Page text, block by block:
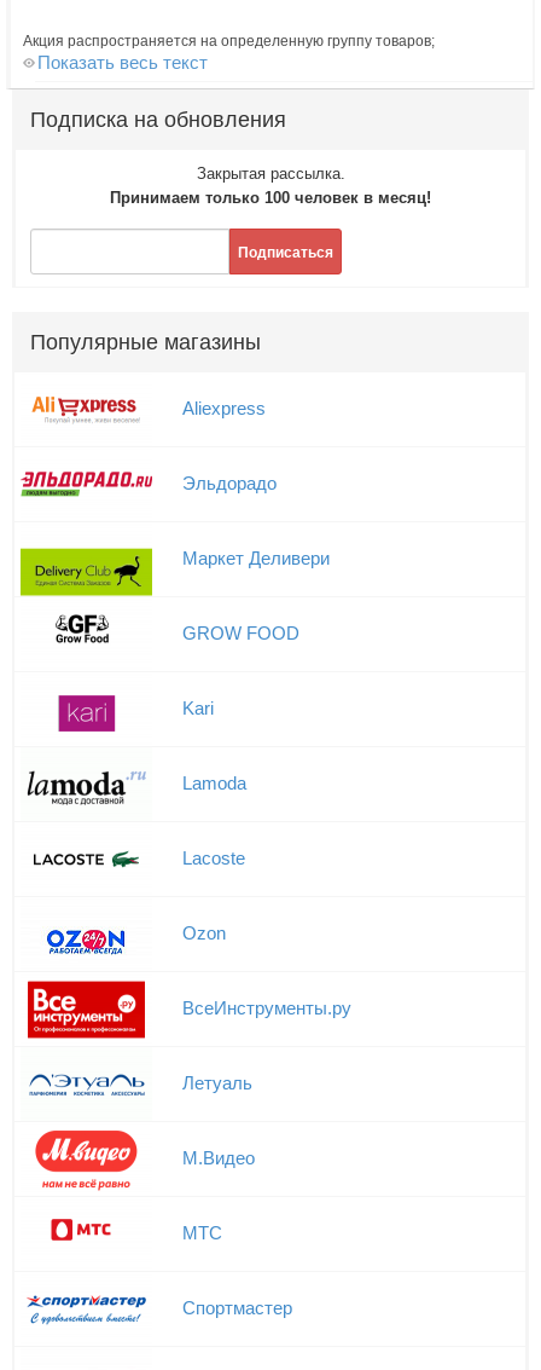
Акция распространяется на определенную группу товаров;
Показать весь текст
Подписка на обновления
Закрытая рассылка.
Принимаем только 100 человек в месяц!
Подписаться
Популярные магазины
Aliexpress
Эльдорадо
Маркет Деливери
GROW FOOD
Kari
Lamoda
Lacoste
Ozon
ВсеИнструменты.ру
Летуаль
М.Видео
МТС
Спортмастер